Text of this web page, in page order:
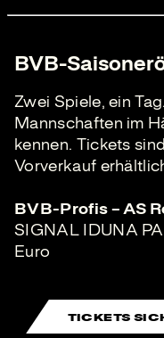
BVB-
Zwei Spiele, ein
Mannschaften im
kennen. Tickets
Vorverkauf
BVB-Profis – AS
SIGNAL IDUNA
Euro
TICKETS